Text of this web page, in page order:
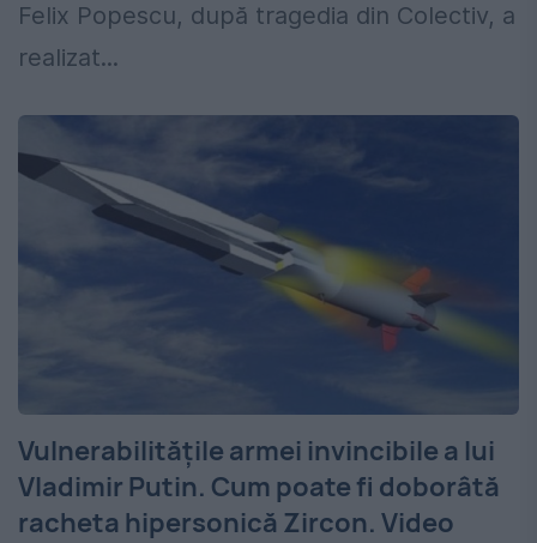
Felix Popescu, după tragedia din Colectiv, a
realizat...
Vulnerabilitățile armei invincibile a lui
Vladimir Putin. Cum poate fi doborâtă
racheta hipersonică Zircon. Video